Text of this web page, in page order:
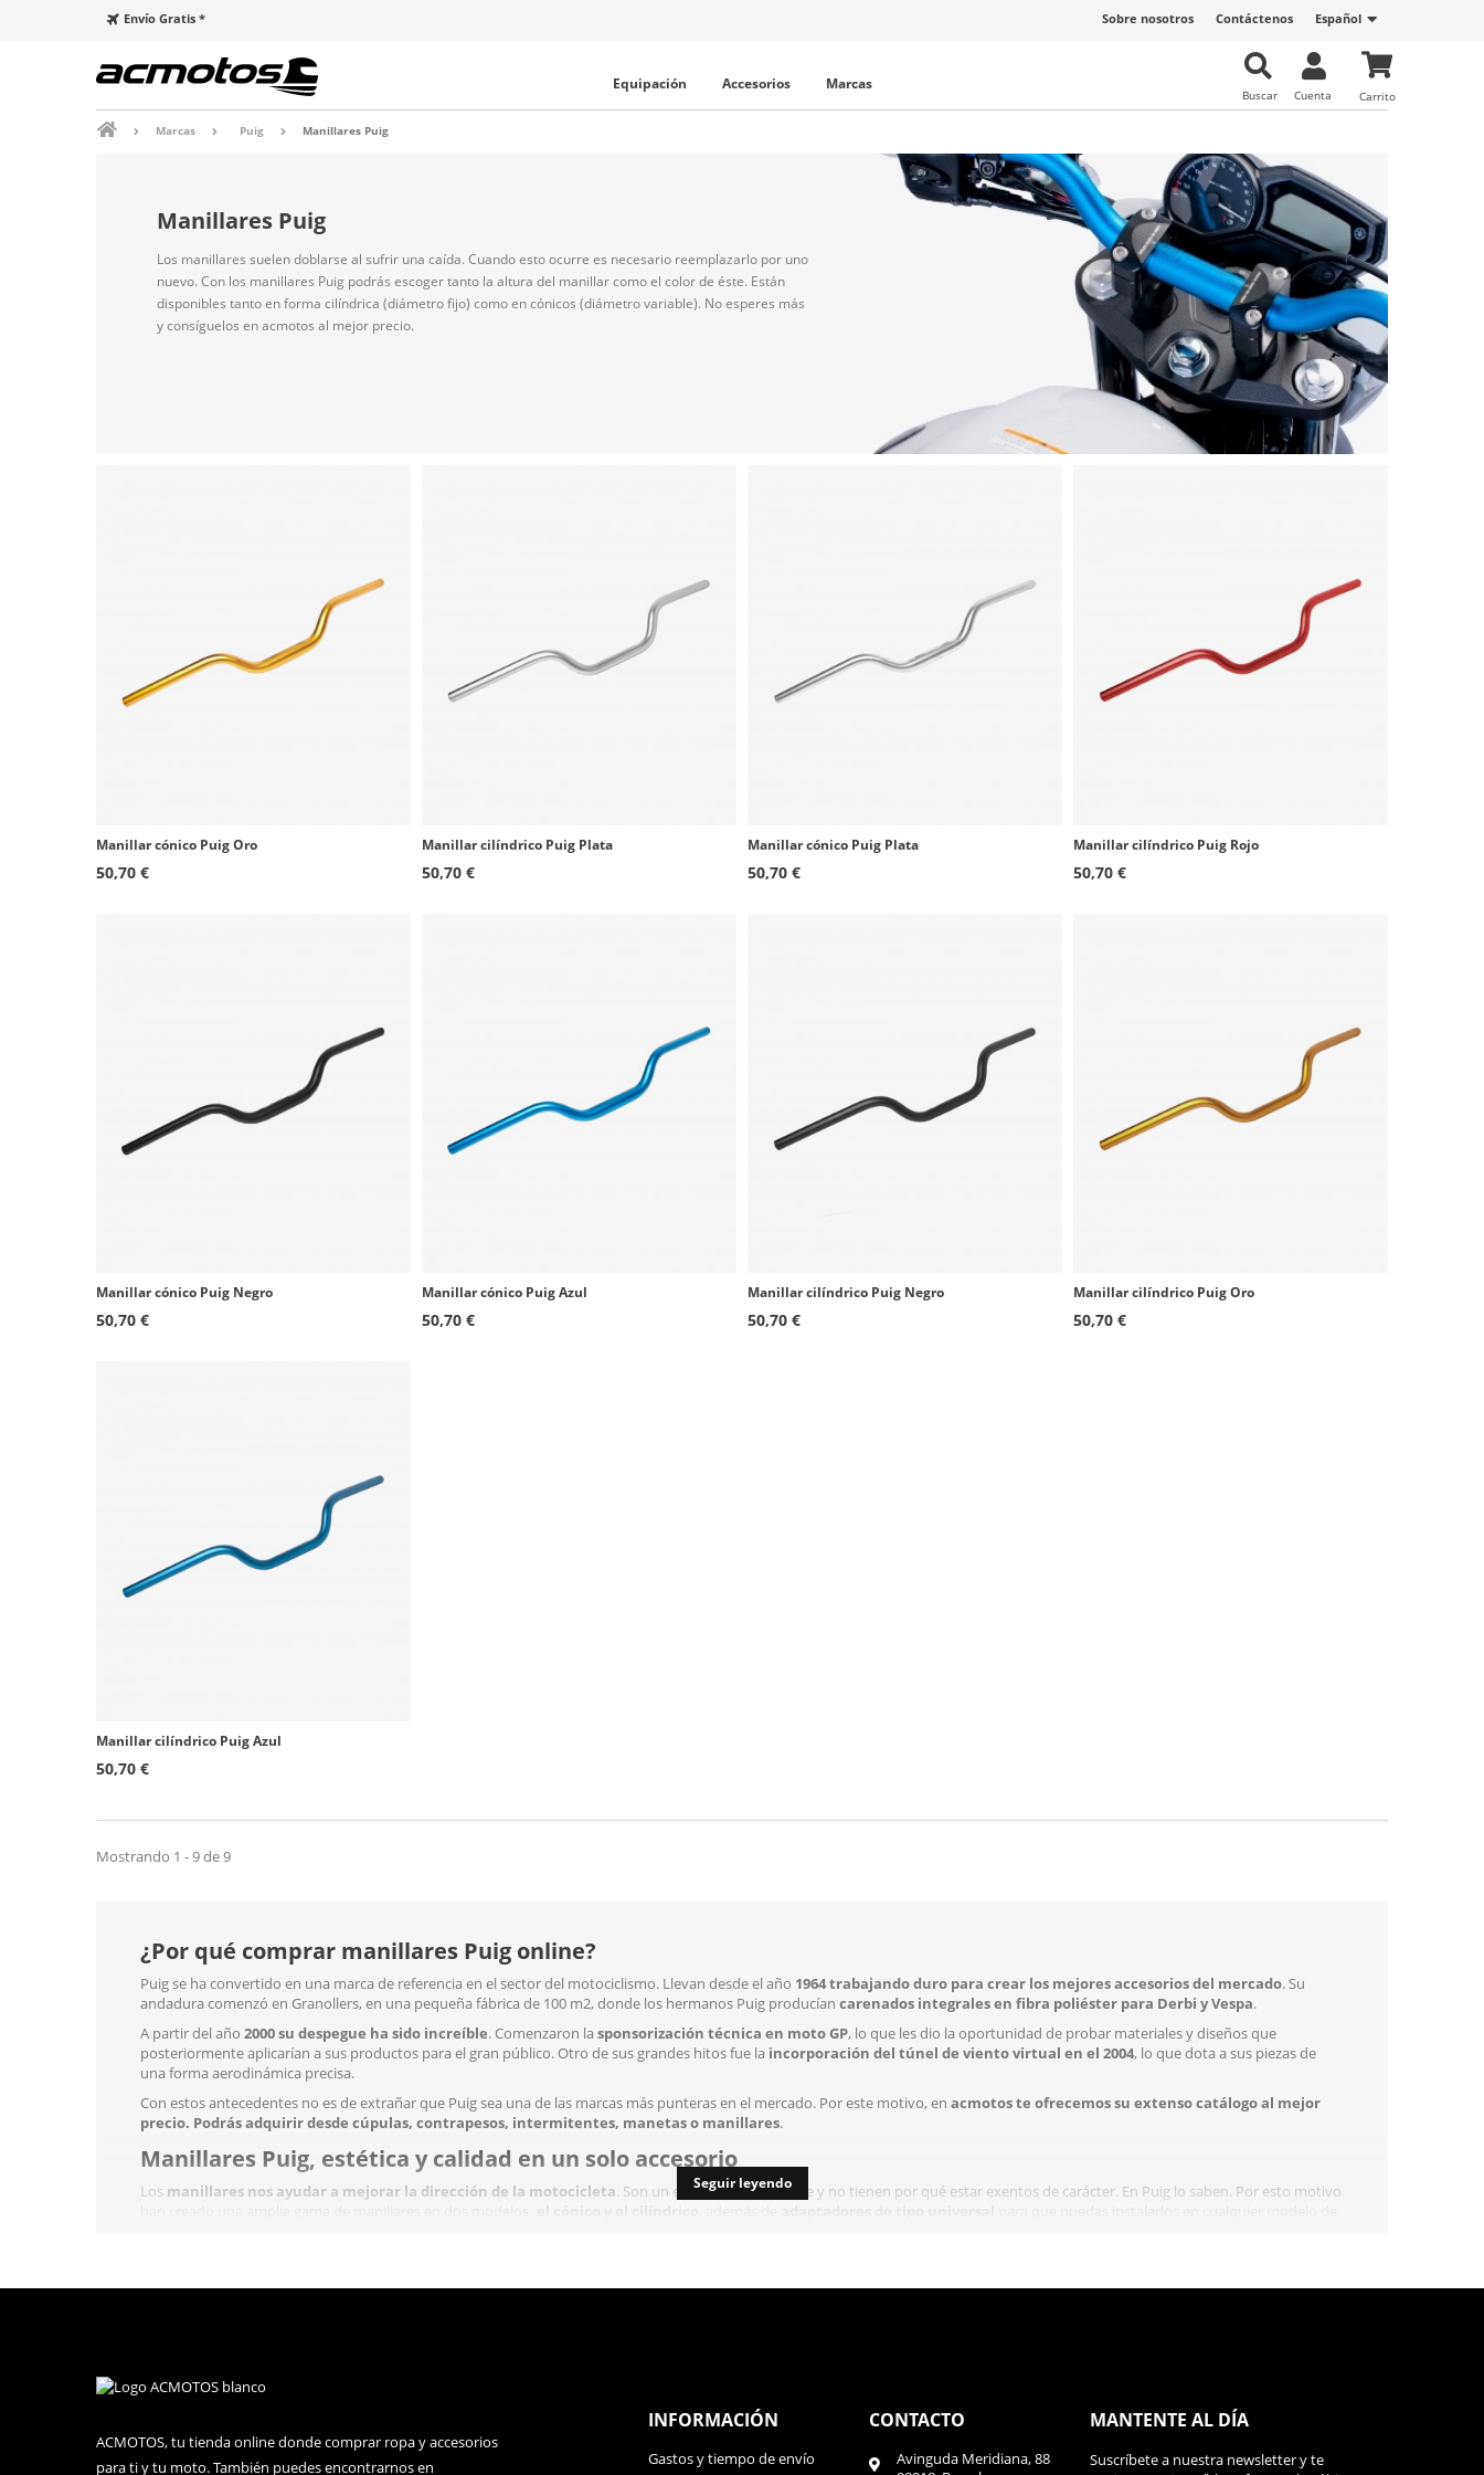
Español
Contáctenos
Sobre nosotros
Envío Gratis *
Carrito
Cuenta
Buscar
Equipación Accesorios Marcas
Marcas Puig Manillares Puig
Manillares Puig
Los manillares suelen doblarse al sufrir una caída. Cuando esto ocurre es necesario reemplazarlo por uno
nuevo. Con los manillares Puig podrás escoger tanto la altura del manillar como el color de éste. Están
disponibles tanto en forma cilíndrica (diámetro fijo) como en cónicos (diámetro variable). No esperes más
y consíguelos en acmotos al mejor precio.
Manillar cónico Puig Oro
50,70 €
Manillar cilíndrico Puig Plata
50,70 €
Manillar cónico Puig Plata
50,70 €
Manillar cilíndrico Puig Rojo
50,70 €
Manillar cónico Puig Negro
50,70 €
Manillar cónico Puig Azul
50,70 €
Manillar cilíndrico Puig Negro
50,70 €
Manillar cilíndrico Puig Oro
50,70 €
Manillar cilíndrico Puig Azul
50,70 €
Mostrando 1 - 9 de 9
¿Por qué comprar manillares Puig online?
Puig se ha convertido en una marca de referencia en el sector del motociclismo. Llevan desde el año 1964 trabajando duro para crear los mejores accesorios del mercado. Su
andadura comenzó en Granollers, en una pequeña fábrica de 100 m2, donde los hermanos Puig producían carenados integrales en fibra poliéster para Derbi y Vespa.
A partir del año 2000 su despegue ha sido increíble. Comenzaron la sponsorización técnica en moto GP, lo que les dio la oportunidad de probar materiales y diseños que
posteriormente aplicarían a sus productos para el gran público. Otro de sus grandes hitos fue la incorporación del túnel de viento virtual en el 2004, lo que dota a sus piezas de
una forma aerodinámica precisa.
Con estos antecedentes no es de extrañar que Puig sea una de las marcas más punteras en el mercado. Por este motivo, en acmotos te ofrecemos su extenso catálogo al mejor
precio. Podrás adquirir desde cúpulas, contrapesos, intermitentes, manetas o manillares.
Manillares Puig, estética y calidad en un solo accesorio
Los manillares nos ayudar a mejorar la dirección de la motocicleta. Son un elemento importante y no tienen por qué estar exentos de carácter. En Puig lo saben. Por esto motivo
de Racing. Aunque puedes adaptar estos manillares a cualquier moto, si tu manillar de serie es cónico te resultará más sencillo. Sin embargo, si es cilíndrico, tendrás que adquirir,
aparte, un adaptador de torreta. La rosca interior es de 14 mm. Puedes añadir contrapesos de manillar tanto largos o cortos que diseña la marca o bien los de serie.
Manillares cilíndricos.A diferencia del modelo cónico, este manillar tiene el mismo diámetro (22 mm) en todo el largo del tubo. En cuanto a su anchura de punta a punta, también
es de 73.5 mm. En cuanto al alto, se fabrican en dos medidas diferentes: 46 y 76 mm. Recuerda que a mayor altura, más recta será tu postura y más cómodos tus desplazamientos. La
Seguir leyendo
ACMOTOS, tu tienda online donde comprar ropa y accesorios
para ti y tu moto. También puedes encontrarnos en
INFORMACIÓN
Gastos y tiempo de envío
CONTACTO
Avinguda Meridiana, 88
MANTENTE AL DÍA
Suscríbete a nuestra newsletter y te